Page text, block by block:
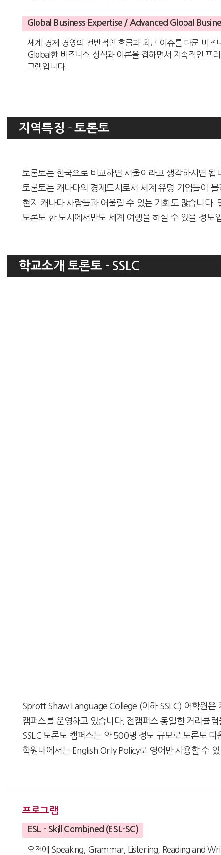
Global Business Expertise / Advanced Global
세계 경제 경영의 전반적인 흐름과 최근 이슈를 다룬 비즈
Global한 비즈니스 상식과 이론을 접하면서 지속적인 프
그램입니다.
지역특징 - 토론토
토론토는 한국으로 비교하면 서울이라고 생각하시면
토론토는 캐나다의 경제도시로서 세계 유명 기업들이
현지 캐나다 사람들과 어울릴 수 있는 기회도 많습니다.
토론토 한 도시에서만도 세계 여행을 하실 수 있을 정도
학교소개 토론토 - SSLC
Sprott Shaw Language College (이하 SSLC) 어학원은
캠퍼스를 운영하고 있습니다. 전캠퍼스 동일한 커리큘
SSLC 토론토 캠퍼스는 약 500명 정도 규모로 토론토
학원내에서는 English Only Policy로 영어만 사용할 수
프로그램
ESL - Skill Combined (ESL-SC)
오전에 Speaking, Grammar, Listening, Reading and